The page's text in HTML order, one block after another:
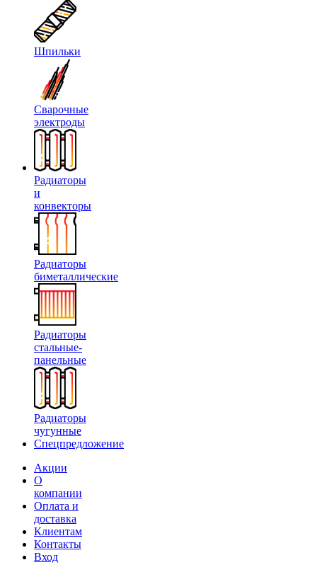
Шпильки
Сварочные
электроды
Радиаторы
и
конвекторы
Радиаторы
биметаллические
Радиаторы
стальные-
панельные
Радиаторы
чугунные
Спецпредложение
Акции
О
компании
Оплата и
доставка
Клиентам
Контакты
Вход